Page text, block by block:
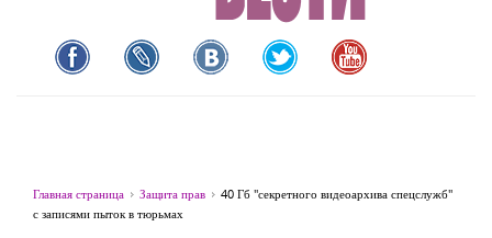
Главная страница Защита прав
40 Гб "секретного видеоархива спецслужб"
с записями пыток в тюрьмах